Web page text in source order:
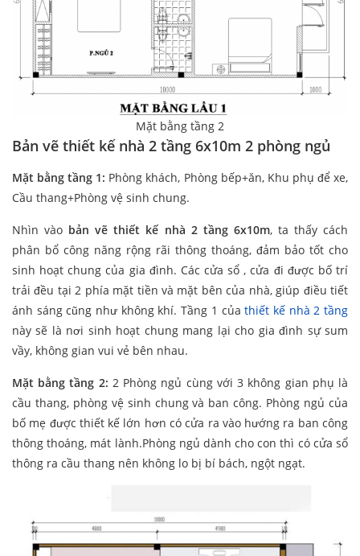
Mặt bằng tầng 2
Bản vẽ thiết kế nhà 2 tầng 6x10m 2 phòng ngủ
Mặt bằng tầng 1: Phòng khách, Phòng bếp+ăn, Khu phụ để xe,
Cầu thang+Phòng vệ sinh chung.
Nhìn vào bản vẽ thiết kế nhà 2 tầng 6x10m, ta thấy cách
phân bổ công năng rộng rãi thông thoáng, đảm bảo tốt cho
sinh hoạt chung của gia đình. Các cửa sổ , cửa đi được bố trí
trải đều tại 2 phía mặt tiền và mặt bên của nhà, giúp điều tiết
ánh sáng cũng như không khí. Tầng 1 củathiết kế nhà 2 tầng
này sẽ là nơi sinh hoạt chung mang lại cho gia đình sự sum
vầy, không gian vui vẻ bên nhau.
Mặt bằng tầng 2: 2 Phòng ngủ cùng với 3 không gian phụ là
cầu thang, phòng vệ sinh chung và ban công. Phòng ngủ của
bố mẹ được thiết kế lớn hơn có cửa ra vào hướng ra ban công
thông thoáng, mát lành.Phòng ngủ dành cho con thì có cửa sổ
thông ra cầu thang nên không lo bị bí bách, ngột ngạt.